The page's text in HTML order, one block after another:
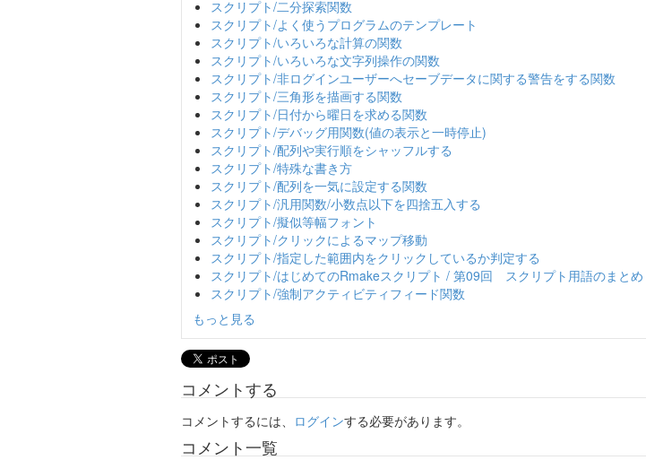
スクリプト/二分探索関数
スクリプト/よく使うプログラムのテンプレート
スクリプト/いろいろな計算の関数
スクリプト/いろいろな文字列操作の関数
スクリプト/非ログインユーザーへセーブデータに関する警告をする関数
スクリプト/三角形を描画する関数
スクリプト/日付から曜日を求める関数
スクリプト/デバッグ用関数(値の表示と一時停止)
スクリプト/配列や実行順をシャッフルする
スクリプト/特殊な書き方
スクリプト/配列を一気に設定する関数
スクリプト/汎用関数/小数点以下を四捨五入する
スクリプト/擬似等幅フォント
スクリプト/クリックによるマップ移動
スクリプト/指定した範囲内をクリックしているか判定する
スクリプト/はじめてのRmakeスクリプト / 第09回 スクリプト用語のまとめ
スクリプト/強制アクティビティフィード関数
もっと見る
コメントする
コメントするには、 ログインする必要があります。
コメント一覧